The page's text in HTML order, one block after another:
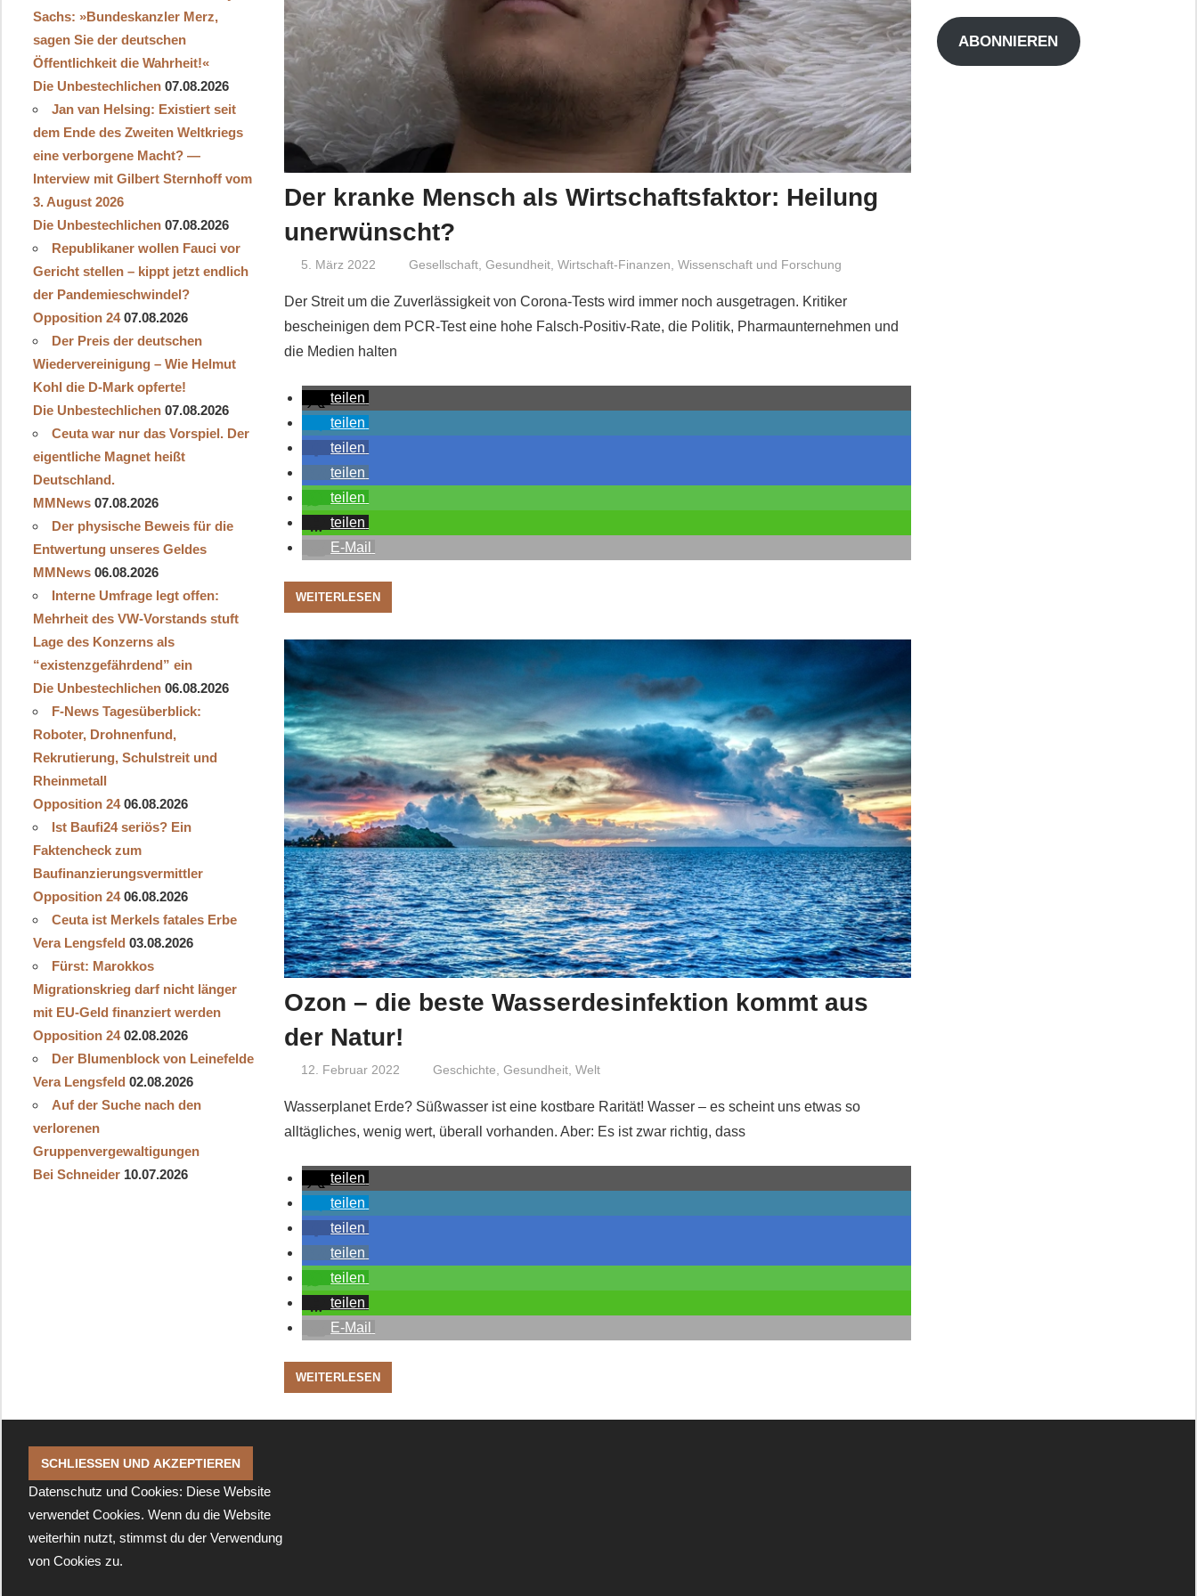
Der kranke Mensch als Wirtschaftsfaktor: Heilung
unerwünscht?
5. März 2022 Niki Vogt
Gesellschaft, Gesundheit, Wirtschaft-Finanzen Wissenschaft und Forschung
Der Streit um die Zuverlässigkeit von Corona-Tests wird immer noch ausgetragen. Kritiker
bescheinigen dem PCR-Test eine hohe Falsch-Positiv-Rate, die Politik, Pharmaunternehmen und
die Medien halten
teilen
teilen
teilen
teilen
teilen
teilen
E-Mail
WEITERLESEN
Ozon – die beste Wasserdesinfektion kommt aus
der Natur!
12. Februar 2022 Niki Vogt
Geschichte Gesundheit, Welt
Wasserplanet Erde? Süßwasser ist eine kostbare Rarität! Wasser – es scheint uns etwas so
alltägliches, wenig wert, überall vorhanden. Aber: Es ist zwar richtig, dass
teilen
teilen
teilen
teilen
teilen
teilen
E-Mail
WEITERLESEN
Sachs: »Bundeskanzler Merz,
sagen Sie der deutschen
Öffentlichkeit die Wahrheit!«
Die Unbestechlichen 07.08.2026
Jan van Helsing: Existiert seit
dem Ende des Zweiten Weltkriegs
eine verborgene Macht? —
Interview mit Gilbert Sternhoff vom
3. August 2026
Die Unbestechlichen 07.08.2026
Republikaner wollen Fauci vor
Gericht stellen – kippt jetzt endlich
der Pandemieschwindel?
Opposition 24 07.08.2026
Der Preis der deutschen
Wiedervereinigung – Wie Helmut
Kohl die D‑Mark opferte!
Die Unbestechlichen 07.08.2026
Ceuta war nur das Vorspiel. Der
eigentliche Magnet heißt
Deutschland.
MMNews 07.08.2026
Der physische Beweis für die
Entwertung unseres Geldes
MMNews 06.08.2026
Interne Umfrage legt offen:
Mehrheit des VW-Vorstands stuft
Lage des Konzerns als
“existenzgefährdend” ein
Die Unbestechlichen 06.08.2026
F-News Tagesüberblick:
Roboter, Drohnenfund,
Rekrutierung, Schulstreit und
Rheinmetall
Opposition 24 06.08.2026
Ist Baufi24 seriös? Ein
Faktencheck zum
Baufinanzierungsvermittler
Opposition 24 06.08.2026
Ceuta ist Merkels fatales Erbe
Vera Lengsfeld 03.08.2026
Fürst: Marokkos
Migrationskrieg darf nicht länger
mit EU-Geld finanziert werden
Opposition 24 02.08.2026
Der Blumenblock von Leinefelde
Vera Lengsfeld 02.08.2026
Auf der Suche nach den
verlorenen
Gruppenvergewaltigungen
Bei Schneider 10.07.2026
Adresse
ABONNIEREN
Datenschutz und Cookies: Diese Website
verwendet Cookies. Wenn du die Website
weiterhin nutzt, stimmst du der Verwendung
von Cookies zu.